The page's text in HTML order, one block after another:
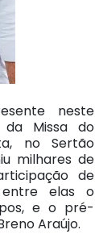
neste
Missa do
no Sertão
milhares de
de
entre elas o
e o pré-
Araújo.